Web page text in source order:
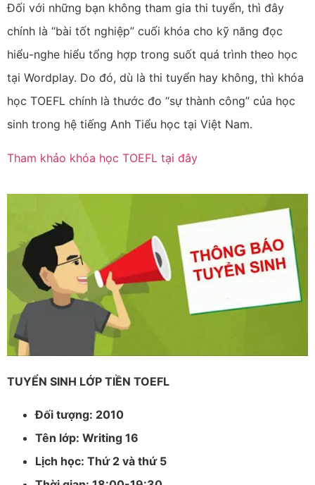
Đối với những bạn không tham gia thi tuyển, thì đây
chính là “bài tốt nghiệp” cuối khóa cho kỹ năng đọc
hiểu-nghe hiểu tổng hợp trong suốt quá trình theo học
tại Wordplay. Do đó, dù là thi tuyển hay không, thì khóa
học TOEFL chính là thước đo “sự thành công” của học
sinh trong hệ tiếng Anh Tiểu học tại Việt Nam.
Tham khảo khóa học TOEFL tại đây
TUYỂN SINH LỚP TIỀN TOEFL
Đối tượng: 2010
Tên lớp: Writing 16
Lịch học: Thứ 2 và thứ 5